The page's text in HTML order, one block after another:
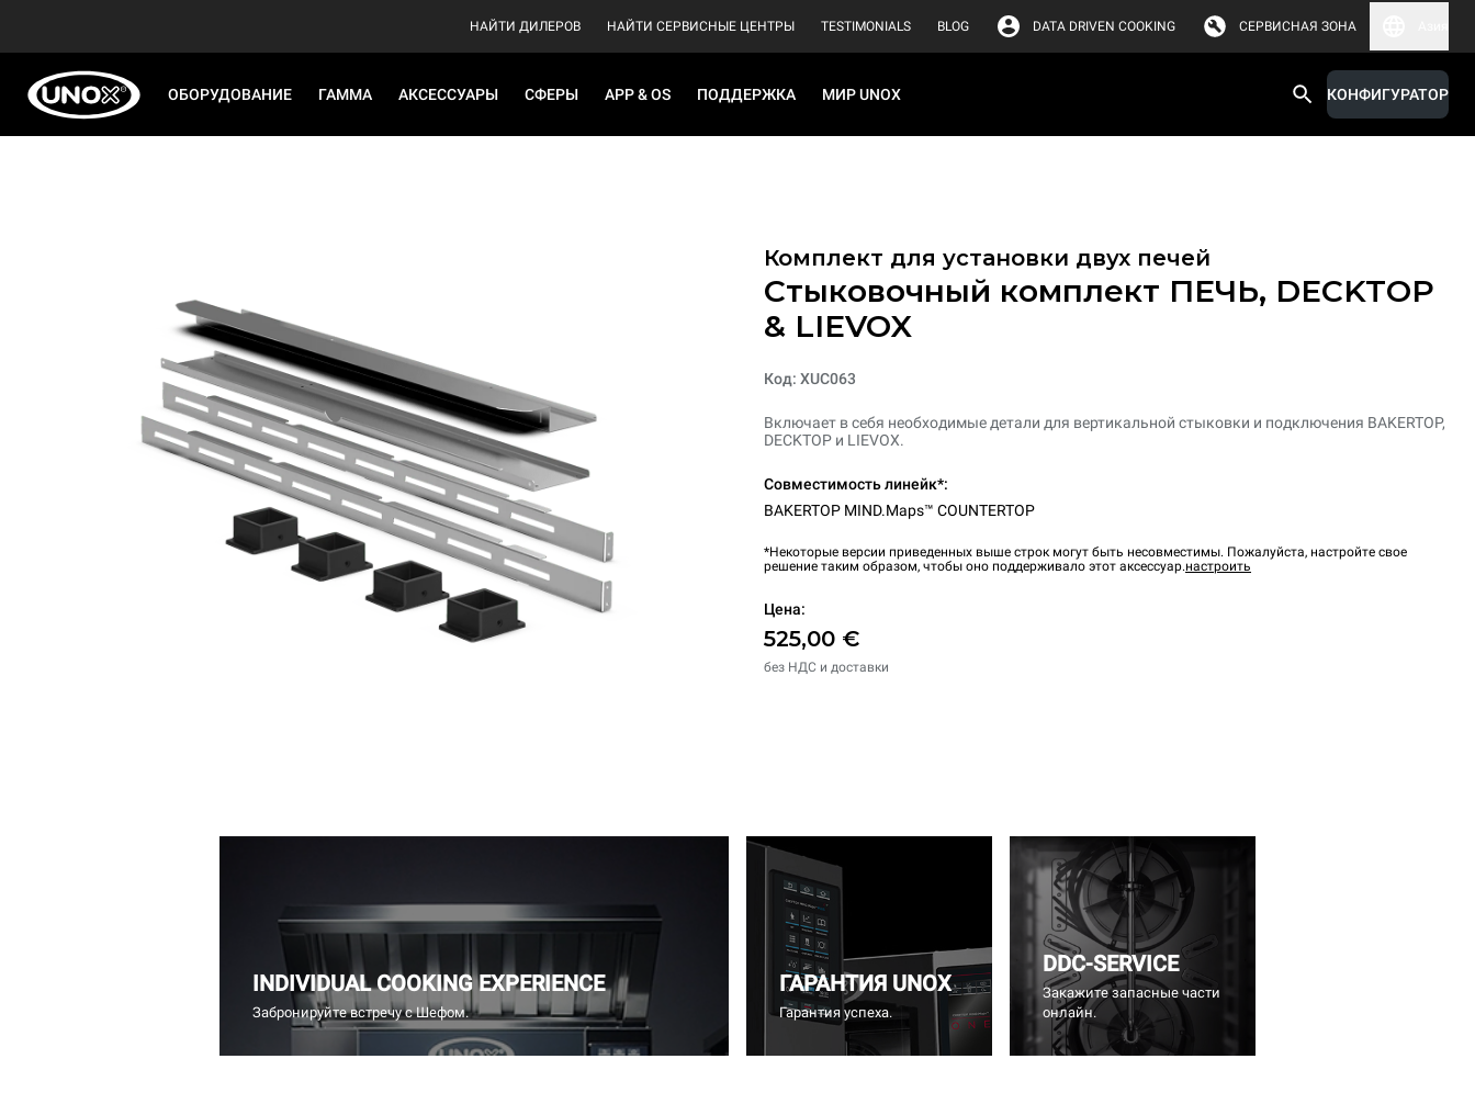
НАЙТИ ДИЛЕРОВ НАЙТИ СЕРВИСНЫЕ ЦЕНТРЫ TESTIMONIALS BLOG DATA DRIVEN COOKING СЕРВИСНАЯ ЗОНА
ОБОРУДОВАНИЕ ГАММА АКСЕССУАРЫ СФЕРЫ APP & OS ПОДДЕРЖКА МИР UNOX КОНФИГУРАТОР
Комплект для установки двух печей
Стыковочный комплект ПЕЧЬ, DECKTOP
& LIEVOX
Код: XUC063
Включает в себя необходимые детали для вертикальной стыковки и подключения BAKERTOP,
DECKTOP и LIEVOX.
Совместимость линейк*:
BAKERTOP MIND.Maps™ COUNTERTOP
*Некоторые версии приведенных выше строк могут быть несовместимы. Пожалуйста, настройте свое
решение таким образом, чтобы оно поддерживало этот аксессуар.настроить
Цена:
525,00 €
без НДС и доставки
INDIVIDUAL COOKING EXPERIENCE
Забронируйте встречу с Шефом.
ГАРАНТИЯ UNOX
Гарантия успеха.
DDC-SERVICE
Закажите запасные части
онлайн.